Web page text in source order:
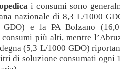
i consumi sono
nazionale di 8,3 L/1000
GDO) e la PA Bolzano
più alti, mentre
(5,3 L/1000 GDO)
di soluzione consumati ogni